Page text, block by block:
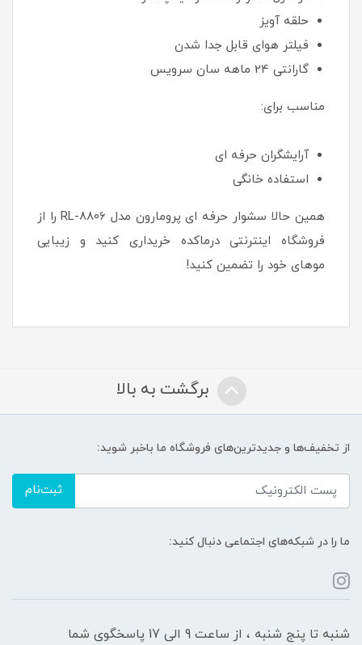
حلقه آویز
فیلتر هوای قابل جدا شدن
گارانتی 24 ماهه سان سرویس
مناسب برای:
آرایشگران حرفه ای
استفاده خانگی
همین حالا سشوار حرفه ای پرومارون مدل RL-8806 را از
فروشگاه اینترنتی درماکده خریداری کنید و زیبایی
موهای خود را تضمین کنید!
برگشت به بالا
از تخفیف‌ها و جدیدترین‌های فروشگاه ما باخبر شوید:
ثبت‌نام
ما را در شبکه‌های اجتماعی دنبال کنید:
شنبه تا پنج شنبه ، از ساعت 9 الی 17 پاسخگوی شما